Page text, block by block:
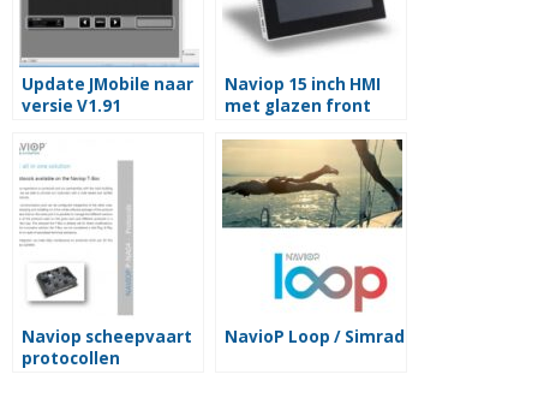
Update JMobile naar
versie V1.91
Naviop 15 inch HMI
met glazen front
Naviop scheepvaart
protocollen
NavioP Loop / Simrad